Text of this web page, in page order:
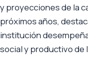
y proyecciones de la
próximos años,
institución
social y productivo de